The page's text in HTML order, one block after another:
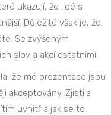
ukazují, že lidé s
Důležité však je, že
Se zvýšeným
slov a akcí ostatními.
že mé prezentace jsou
akceptovány. Zjistila
uvnitř a jak se to